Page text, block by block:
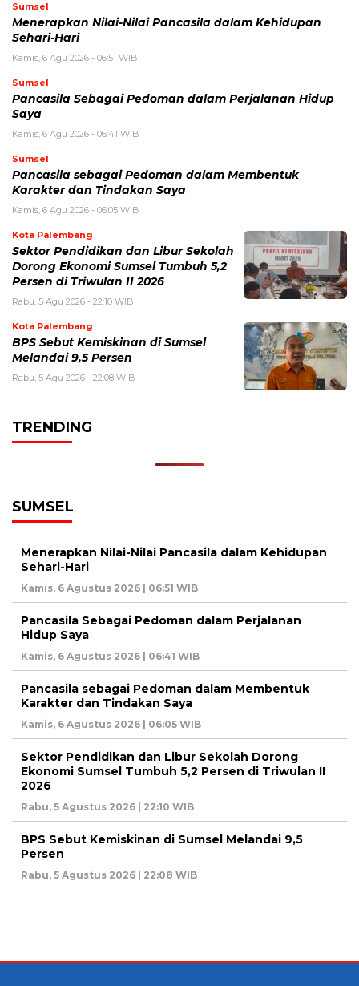
Sumsel
Menerapkan Nilai-Nilai Pancasila dalam Kehidupan
Sehari-Hari
Kamis, 6 Agu 2026 - 06:51 WIB
Sumsel
Pancasila Sebagai Pedoman dalam Perjalanan Hidup
Saya
Kamis, 6 Agu 2026 - 06:41 WIB
Sumsel
Pancasila sebagai Pedoman dalam Membentuk
Karakter dan Tindakan Saya
Kamis, 6 Agu 2026 - 06:05 WIB
Kota Palembang
Sektor Pendidikan dan Libur Sekolah
Dorong Ekonomi Sumsel Tumbuh 5,2
Persen di Triwulan II 2026
Rabu, 5 Agu 2026 - 22:10 WIB
Kota Palembang
BPS Sebut Kemiskinan di Sumsel
Melandai 9,5 Persen
Rabu, 5 Agu 2026 - 22:08 WIB
TRENDING
SUMSEL
Menerapkan Nilai-Nilai Pancasila dalam Kehidupan
Sehari-Hari
Kamis, 6 Agustus 2026 | 06:51 WIB
Pancasila Sebagai Pedoman dalam Perjalanan
Hidup Saya
Kamis, 6 Agustus 2026 | 06:41 WIB
Pancasila sebagai Pedoman dalam Membentuk
Karakter dan Tindakan Saya
Kamis, 6 Agustus 2026 | 06:05 WIB
Sektor Pendidikan dan Libur Sekolah Dorong
Ekonomi Sumsel Tumbuh 5,2 Persen di Triwulan II
2026
Rabu, 5 Agustus 2026 | 22:10 WIB
BPS Sebut Kemiskinan di Sumsel Melandai 9,5
Persen
Rabu, 5 Agustus 2026 | 22:08 WIB